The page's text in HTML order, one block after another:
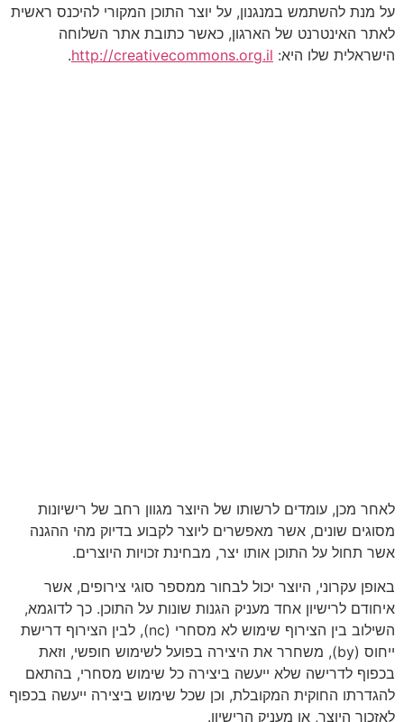
על מנת להשתמש במנגנון, על יוצר התוכן המקורי להיכנס ראשית
לאתר האינטרנט של הארגון, כאשר כתובת אתר השלוחה
הישראלית שלו היא: http://creativecommons.org.il
.
לאחר מכן, עומדים לרשותו של היוצר מגוון רחב של רישיונות
מסוגים שונים, אשר מאפשרים ליוצר לקבוע בדיוק מהי ההגנה
אשר תחול על התוכן אותו יצר, מבחינת זכויות היוצרים.
באופן עקרוני, היוצר יכול לבחור ממספר סוגי צירופים, אשר
איחודם לרישיון אחד מעניק הגנות שונות על התוכן. כך לדוגמא,
השילוב בין הצירוף שימוש לא מסחרי (nc), לבין הצירוף דרישת
ייחוס (by), משחרר את היצירה בפועל לשימוש חופשי, וזאת
בכפוף לדרישה שלא ייעשה ביצירה כל שימוש מסחרי, בהתאם
להגדרתו החוקית המקובלת, וכן שכל שימוש ביצירה ייעשה בכפוף
לאזכור היוצר, או מעניק הרישיון.